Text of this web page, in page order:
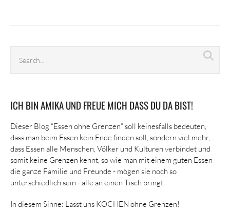
archives
ICH BIN AMIKA UND FREUE MICH DASS DU DA BIST!
Dieser Blog “Essen ohne Grenzen” soll keinesfalls bedeuten,
dass man beim Essen kein Ende finden soll, sondern viel mehr,
dass Essen alle Menschen, Völker und Kulturen verbindet und
somit keine Grenzen kennt, so wie man mit einem guten Essen
die ganze Familie und Freunde - mögen sie noch so
unterschiedlich sein - alle an einen Tisch bringt.
In diesem Sinne: Lasst uns KOCHEN ohne Grenzen!